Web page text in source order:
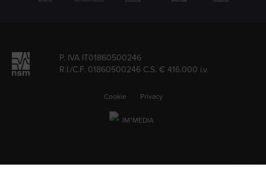
P. IVA IT01860500246
R.I./C.F. 01860500246 C.S. € 416.000 i.v.
Cookie Privacy